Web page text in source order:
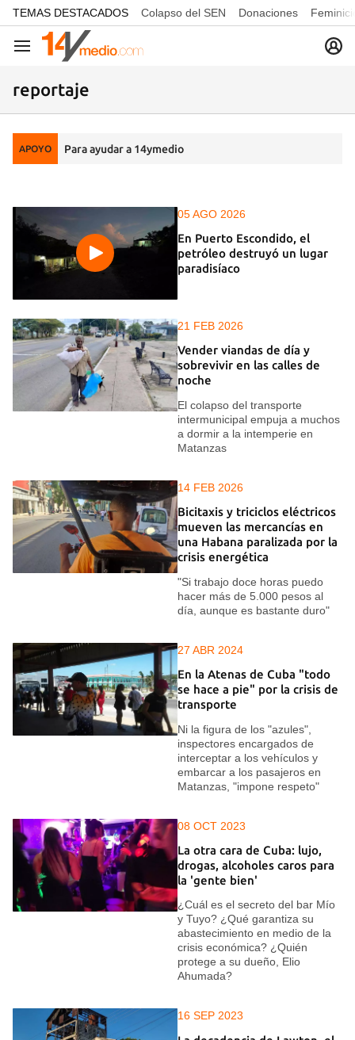
common.go-to-content
TEMAS DESTACADOS Colapso del SEN Donaciones
Navegación
reportaje
APOYO Para ayudar a 14ymedio
05 AGO 2026
En Puerto Escondido, el
petróleo destruyó un lugar
paradisíaco
21 FEB 2026
Vender viandas de día y
sobrevivir en las calles de
noche
El colapso del transporte
intermunicipal empuja a muchos
a dormir a la intemperie en
Matanzas
14 FEB 2026
Bicitaxis y triciclos eléctricos
mueven las mercancías en
una Habana paralizada por la
crisis energética
"Si trabajo doce horas puedo
hacer más de 5.000 pesos al
día, aunque es bastante duro"
27 ABR 2024
En la Atenas de Cuba "todo
se hace a pie" por la crisis de
transporte
Ni la figura de los "azules",
inspectores encargados de
interceptar a los vehículos y
embarcar a los pasajeros en
Matanzas, "impone respeto"
08 OCT 2023
La otra cara de Cuba: lujo,
drogas, alcoholes caros para
la 'gente bien'
¿Cuál es el secreto del bar Mío
y Tuyo? ¿Qué garantiza su
abastecimiento en medio de la
crisis económica? ¿Quién
protege a su dueño, Elio
Ahumada?
16 SEP 2023